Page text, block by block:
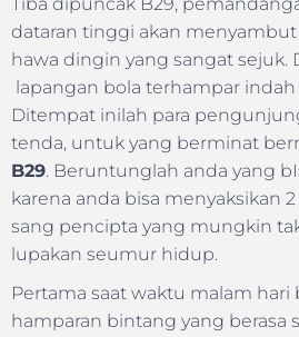
dataran tinggi akan
hawa dingin yang sangat sejuk.
lapangan bola terhampar
Ditempat inilah para
tenda, untuk yang berminat
B29. Beruntunglah anda yang
karena anda bisa menyaksikan
sang pencipta yang mungkin
lupakan seumur hidup.
Pertama saat waktu malam
hamparan bintang yang berasa